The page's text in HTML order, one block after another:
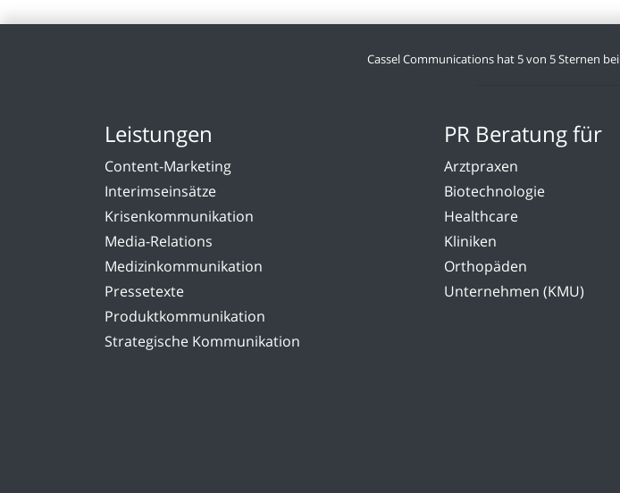
Cassel Communications hat 5von 5Sternen bei
Leistungen
Content-Marketing
Interimseinsätze
Krisenkommunikation
Media-Relations
Medizinkommunikation
Pressetexte
Produktkommunikation
Strategische Kommunikation
PR Beratung für
Arztpraxen
Biotechnologie
Healthcare
Kliniken
Orthopäden
Unternehmen (KMU)